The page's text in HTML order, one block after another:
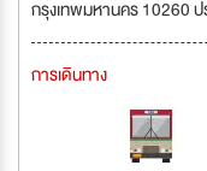
กรุงเทพมหานคร 10260 ป
การเดินทาง